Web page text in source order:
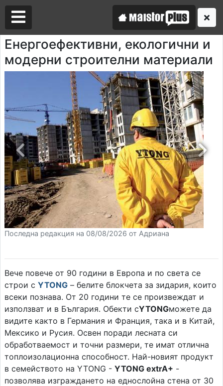
Енергоефективни, екологични и
модерни строителни материали
Последна редакция на 08/08/2026 от Адриана
Вече повече от 90 години в Европа и по света се
строи с YTONG – белите блокчета за зидария, които
всеки познава. От 20 години те се произвеждат и
използват и в България. Обекти сYTONGможете да
видите както в Германия и Франция, така и в Китай,
Мексико и Русия. Освен поради лесната си
обработваемост и точни размери, те имат отлична
топлоизолационна способност. Най-новият продукт
в семейството на YTONG - YTONG extrA+ -
позволява изграждането на еднослойна стена от 30
Аз съм майстор
Търся майстор